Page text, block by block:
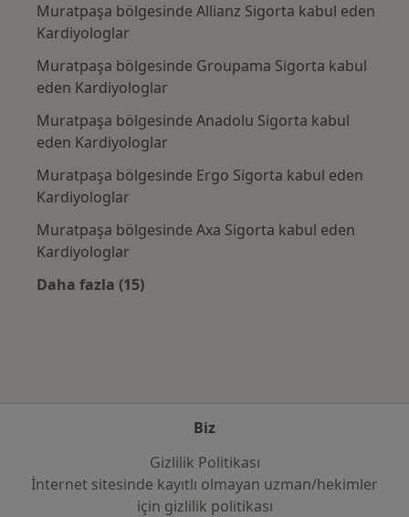
Muratpaşa bölgesinde Allianz Sigorta kabul eden
Kardiyologlar
Muratpaşa bölgesinde Groupama Sigorta kabul
eden Kardiyologlar
Muratpaşa bölgesinde Anadolu Sigorta kabul
eden Kardiyologlar
Muratpaşa bölgesinde Ergo Sigorta kabul eden
Kardiyologlar
Muratpaşa bölgesinde Axa Sigorta kabul eden
Kardiyologlar
Daha fazla (15)
Biz
Gizlilik Politikası
İnternet sitesinde kayıtlı olmayan uzman/hekimler
i̇çin gizlilik politikası